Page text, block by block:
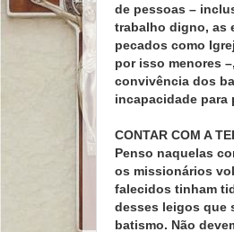
de pessoas –
trabalho digno, as
pecados como
por isso menores
convivência dos
incapacidade para
CONTAR COM A
Penso naquelas
os missionários
falecidos tinham
desses leigos que
batismo. Não